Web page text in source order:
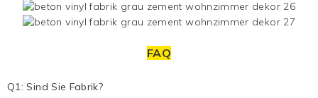
FAQ
Q1: Sind Sie Fabrik?